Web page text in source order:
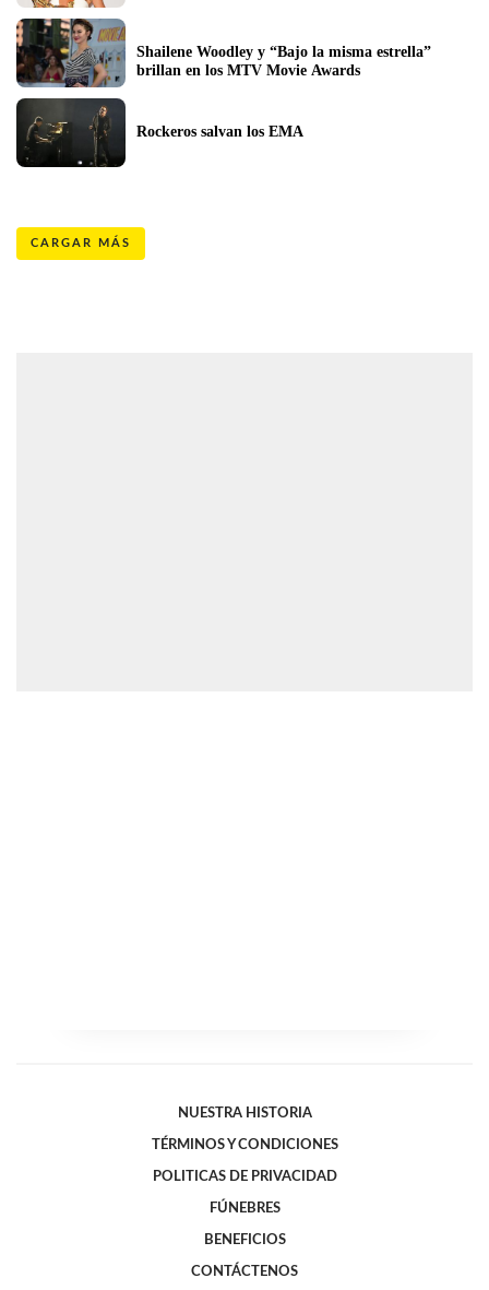
Shailene Woodley y “Bajo la misma estrella”
brillan en los MTV Movie Awards
Rockeros salvan los EMA
CARGAR MÁS
NUESTRA HISTORIA
TÉRMINOS Y CONDICIONES
POLITICAS DE PRIVACIDAD
FÚNEBRES
BENEFICIOS
CONTÁCTENOS